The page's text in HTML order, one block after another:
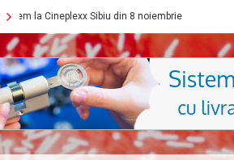
Sibiu din 8 noiembrie